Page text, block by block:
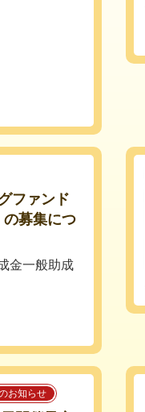
ファンド
募集につ
金一般助成
お知らせ